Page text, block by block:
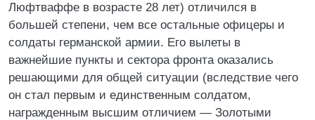
Люфтваффе в возрасте 28 лет) отличился в
большей степени, чем все остальные офицеры и
солдаты германской армии. Его вылеты в
важнейшие пункты и сектора фронта оказались
решающими для общей ситуации (вследствие чего
он стал первым и единственным солдатом,
награжденным высшим отличием — Золотыми